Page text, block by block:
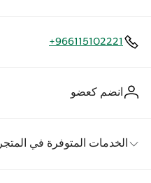
+966115102221
انضم كعضو
الخدمات المتوفرة في المتجر